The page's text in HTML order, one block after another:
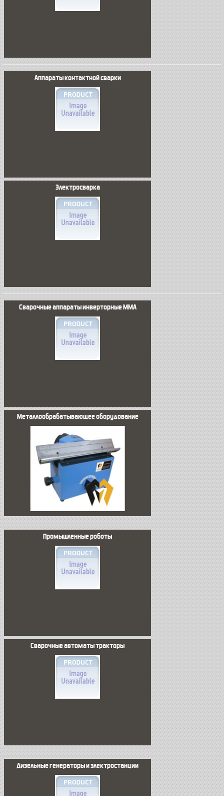
Аппараты контактной сварки
Электросварка
Сварочные аппараты инверторные MMA
Металлообрабатывающее оборудование
Промышленные роботы
Сварочные автоматы тракторы
Дизельные генераторы и электростанции